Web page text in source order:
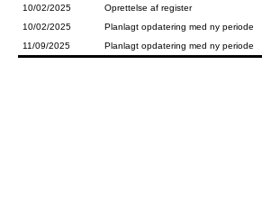
10/02/2025
Oprettelse af register
10/02/2025
Planlagt opdatering med ny periode
11/09/2025
Planlagt opdatering med ny periode